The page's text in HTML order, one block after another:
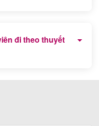
Quảng trường thành
đi theo thuyết